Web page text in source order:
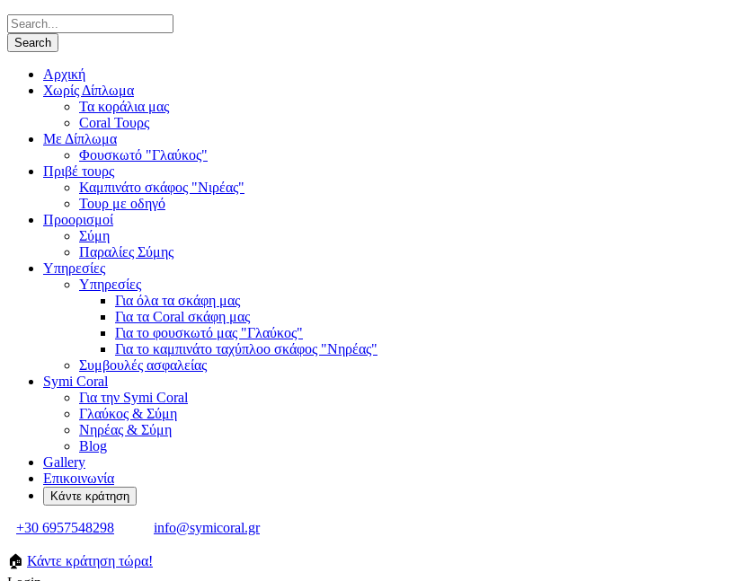
Αρχική
Χωρίς Δίπλωμα
Τα κοράλια μας
Coral Τουρς
Mε Δίπλωμα
Φουσκωτό "Γλαύκος"
Πριβέ τουρς
Καμπινάτο σκάφος "Νιρέας"
Τουρ με οδηγό
Προορισμοί
Σύμη
Παραλίες Σύμης
Υπηρεσίες
Υπηρεσίες
Για όλα τα σκάφη μας
Για τα Coral σκάφη μας
Για το φουσκωτό μας "Γλαύκος"
Για το καμπινάτο ταχύπλοο σκάφος "Νηρέας"
Συμβουλές ασφαλείας
Symi Coral
Για την Symi Coral
Γλαύκος & Σύμη
Νηρέας & Σύμη
Blog
Gallery
Επικοινωνία
+30 6957548298 info@symicoral.gr
🏠 Κάντε κράτηση τώρα!